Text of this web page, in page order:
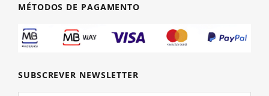
MÉTODOS DE PAGAMENTO
SUBSCREVER NEWSLETTER